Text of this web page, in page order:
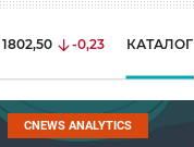
1802,50 -0,23 КАТАЛОГ
CNEWS ANALYTICS